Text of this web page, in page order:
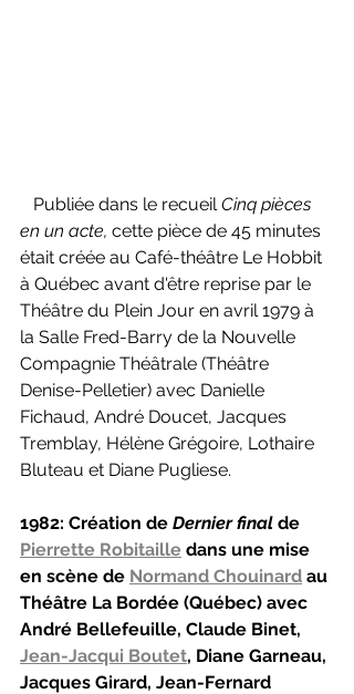
   Publiée dans le recueil
Cinq pièces
en un acte, cette pièce de 45 minutes
était créée au Café-théâtre Le Hobbit
à Québec avant d'être reprise par le
Théâtre du Plein Jour en avril 1979 à
la Salle Fred-Barry de la Nouvelle
Compagnie Théâtrale (Théâtre
Denise-Pelletier) avec Danielle
Fichaud, André Doucet, Jacques
Tremblay, Hélène Grégoire, Lothaire
Bluteau et Diane Pugliese.
1982: Création de Dernier final de
Pierrette Robitaille dans une mise
en scène de Normand Chouinard au
Théâtre La Bordée (Québec) avec
André Bellefeuille, Claude Binet,
Jean-Jacqui Boutet, Diane Garneau,
Jacques Girard, Jean-Fernard